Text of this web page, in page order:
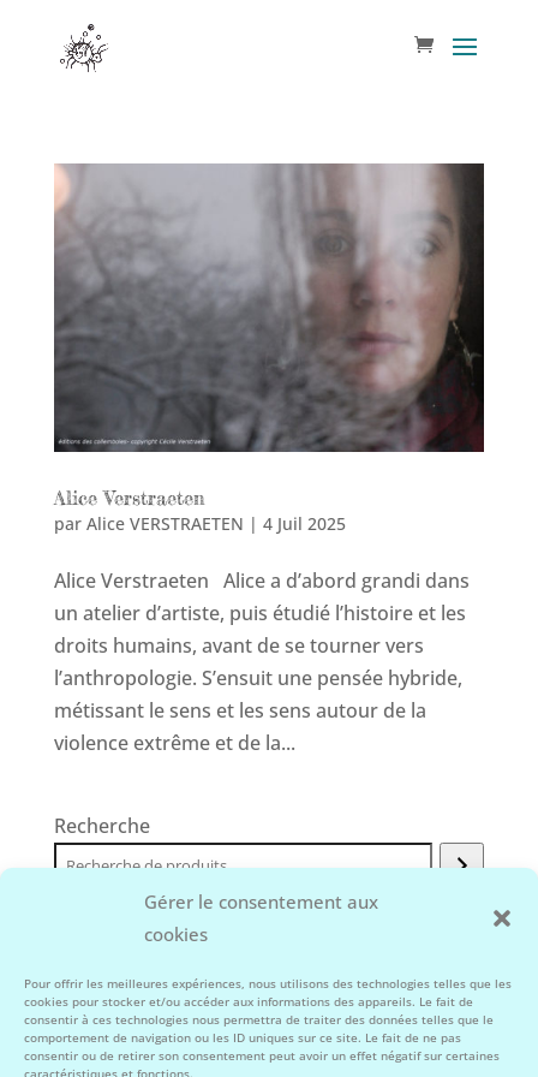
Gérer le consentement aux
cookies
Pour offrir les meilleures expériences, nous utilisons des technologies telles que les
cookies pour stocker et/ou accéder aux informations des appareils. Le fait de
consentir à ces technologies nous permettra de traiter des données telles que le
comportement de navigation ou les ID uniques sur ce site. Le fait de ne pas
consentir ou de retirer son consentement peut avoir un effet négatif sur certaines
caractéristiques et fonctions.
Alice Verstraeten
par Alice VERSTRAETEN | 4 Juil 2025
Alice Verstraeten Alice a d’abord grandi dans
un atelier d’artiste, puis étudié l’histoire et les
droits humains, avant de se tourner vers
l’anthropologie. S’ensuit une pensée hybride,
métissant le sens et les sens autour de la
violence extrême et de la...
Recherche
Facebook
Instagram